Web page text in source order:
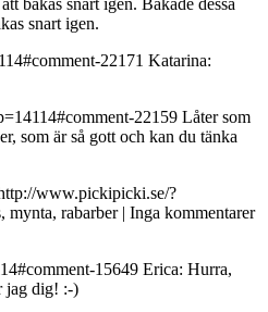
bakas snart igen. Bakade dessa
snart igen.
22171 Katarina:
22159 Låter som
som är så gott och kan du tänka
www.pickipicki.se/?
rabarber | Inga kommentarer
15649 Erica: Hurra,
jag dig! :-)